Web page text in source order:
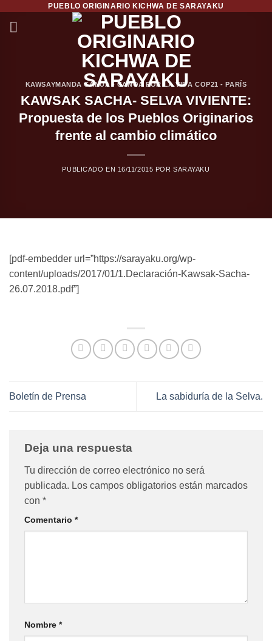
PUEBLO ORIGINARIO KICHWA DE SARAYAKU
KAWSAYMANDA CANUA - CANOA POR LA VIDA COP21 - PARÍS
KAWSAK SACHA- SELVA VIVIENTE:
Propuesta de los Pueblos Originarios
frente al cambio climático
PUBLICADO EN 16/11/2015 PORSARAYAKU
[pdf-embedder url=”https://sarayaku.org/wp-
content/uploads/2017/01/1.Declaración-Kawsak-Sacha-
26.07.2018.pdf”]
Boletín de Prensa La sabiduría de la Selva.
Deja una respuesta
Tu dirección de correo electrónico no será
publicada. Los campos obligatorios están marcados
con *
Comentario *
Nombre *